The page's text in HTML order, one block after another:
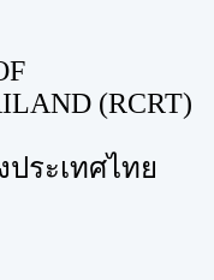
(RCRT)
ระเทศไทย